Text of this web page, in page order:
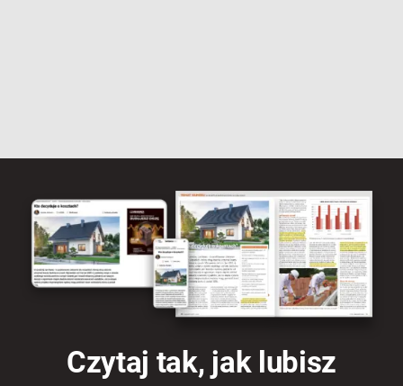
Łazienka
WOKÓŁ DOMU
Ogrodzenia
Czytaj tak, jak lubisz